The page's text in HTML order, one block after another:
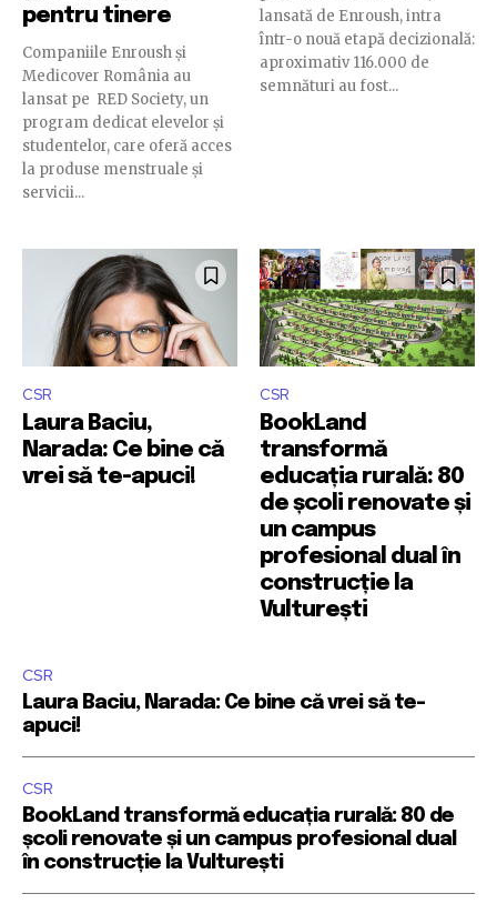
pentru tinere
Companiile Enroush și
Medicover România au
lansat pe RED Society, un
program dedicat elevelor și
studentelor, care oferă acces
la produse menstruale și
servicii...
lansată de Enroush, intra
într-o nouă etapă decizională:
aproximativ 116.000 de
semnături au fost...
CSR
Laura Baciu,
Narada: Ce bine că
vrei să te-apuci!
CSR
BookLand
transformă
educația rurală: 80
de școli renovate și
un campus
profesional dual în
construcție la
Vulturești
CSR
Laura Baciu, Narada: Ce bine că vrei să te-
apuci!
CSR
BookLand transformă educația rurală: 80 de
școli renovate și un campus profesional dual
în construcție la Vulturești